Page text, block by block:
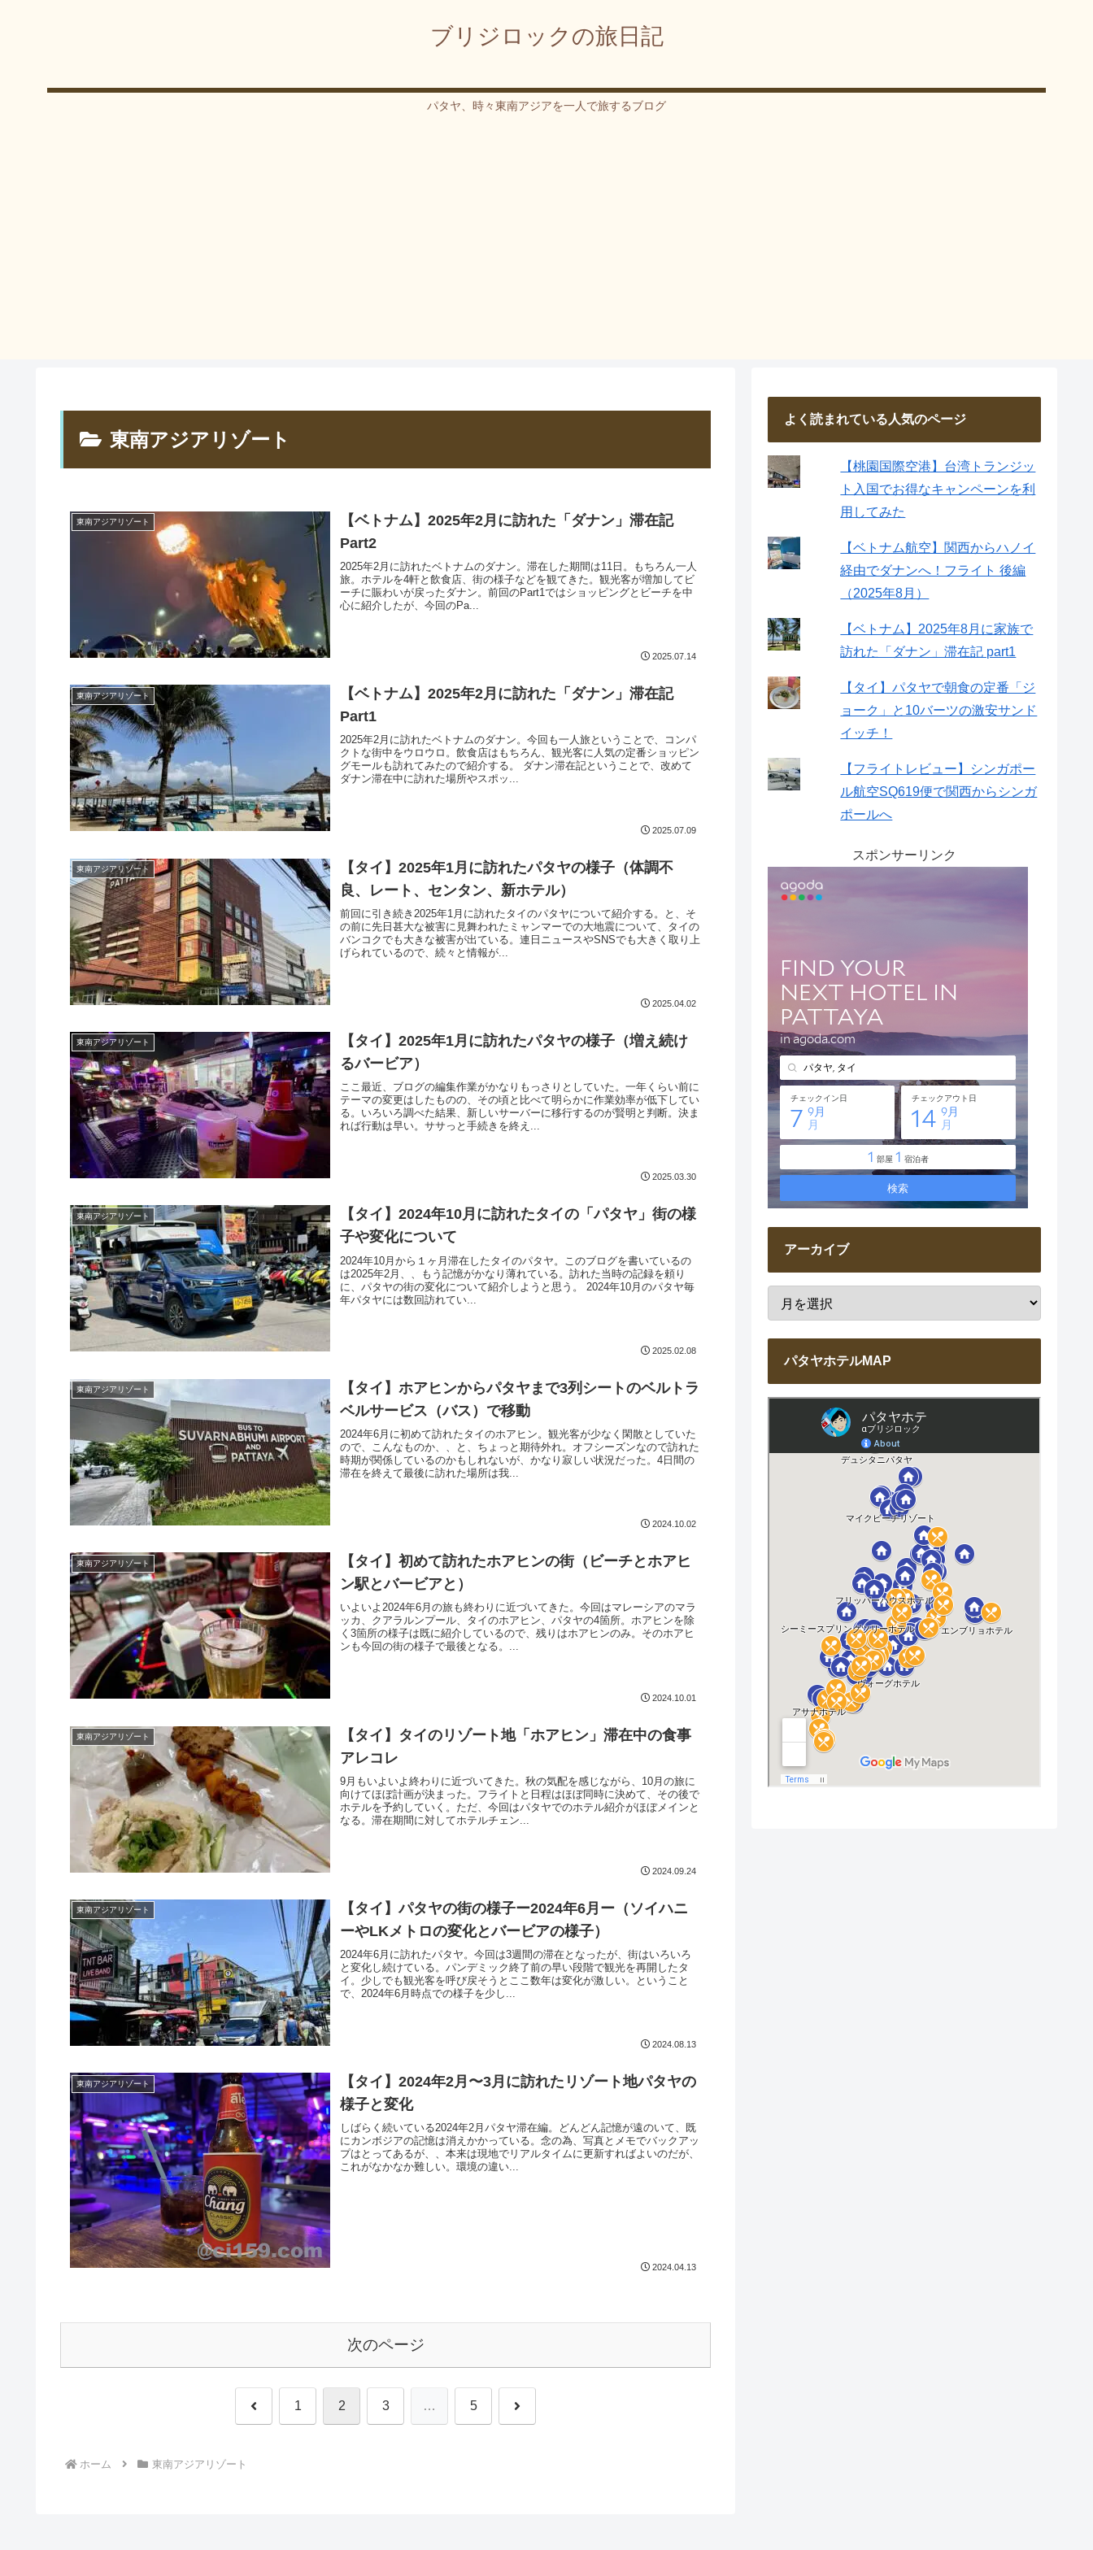
ブリジロックの旅日記
パタヤ、時々東南アジアを一人で旅するブログ
東南アジアリゾート
東南アジアリゾート
【ベトナム】2025年2月に訪れた「ダナン」滞在記
Part2
2025年2月に訪れたベトナムのダナン。滞在した期間は11日。もちろん一人
旅。ホテルを4軒と飲食店、街の様子などを観てきた。観光客が増加してビ
ーチに賑わいが戻ったダナン。前回のPart1ではショッピングとビーチを中
心に紹介したが、今回のPa...
2025.07.14
東南アジアリゾート
【ベトナム】2025年2月に訪れた「ダナン」滞在記
Part1
2025年2月に訪れたベトナムのダナン。今回も一人旅ということで、コンパ
クトな街中をウロウロ。飲食店はもちろん、観光客に人気の定番ショッピン
グモールも訪れてみたので紹介する。 ダナン滞在記ということで、改めて
ダナン滞在中に訪れた場所やスポッ...
2025.07.09
東南アジアリゾート
【タイ】2025年1月に訪れたパタヤの様子（体調不
良、レート、センタン、新ホテル）
前回に引き続き2025年1月に訪れたタイのパタヤについて紹介する。と、そ
の前に先日甚大な被害に見舞われたミャンマーでの大地震について、タイの
バンコクでも大きな被害が出ている。連日ニュースやSNSでも大きく取り上
げられているので、続々と情報が...
2025.04.02
東南アジアリゾート
【タイ】2025年1月に訪れたパタヤの様子（増え続け
るバービア）
ここ最近、ブログの編集作業がかなりもっさりとしていた。一年くらい前に
テーマの変更はしたものの、その頃と比べて明らかに作業効率が低下してい
る。いろいろ調べた結果、新しいサーバーに移行するのが賢明と判断。決ま
れば行動は早い。ササっと手続きを終え...
2025.03.30
東南アジアリゾート
【タイ】2024年10月に訪れたタイの「パタヤ」街の様
子や変化について
2024年10月から１ヶ月滞在したタイのパタヤ。このブログを書いているの
は2025年2月、、もう記憶がかなり薄れている。訪れた当時の記録を頼り
に、パタヤの街の変化について紹介しようと思う。 2024年10月のパタヤ毎
年パタヤには数回訪れてい...
2025.02.08
東南アジアリゾート
【タイ】ホアヒンからパタヤまで3列シートのベルトラ
ベルサービス（バス）で移動
2024年6月に初めて訪れたタイのホアヒン。観光客が少なく閑散としていた
ので、こんなものか、、と、ちょっと期待外れ。オフシーズンなので訪れた
時期が関係しているのかもしれないが、かなり寂しい状況だった。4日間の
滞在を終えて最後に訪れた場所は我...
2024.10.02
東南アジアリゾート
【タイ】初めて訪れたホアヒンの街（ビーチとホアヒ
ン駅とバービアと）
いよいよ2024年6月の旅も終わりに近づいてきた。今回はマレーシアのマラ
ッカ、クアラルンプール、タイのホアヒン、パタヤの4箇所。ホアヒンを除
く3箇所の様子は既に紹介しているので、残りはホアヒンのみ。そのホアヒ
ンも今回の街の様子で最後となる。...
2024.10.01
東南アジアリゾート
【タイ】タイのリゾート地「ホアヒン」滞在中の食事
アレコレ
9月もいよいよ終わりに近づいてきた。秋の気配を感じながら、10月の旅に
向けてほぼ計画が決まった。フライトと日程はほぼ同時に決めて、その後で
ホテルを予約していく。ただ、今回はパタヤでのホテル紹介がほぼメインと
なる。滞在期間に対してホテルチェン...
2024.09.24
東南アジアリゾート
【タイ】パタヤの街の様子ー2024年6月ー（ソイハニ
ーやLKメトロの変化とバービアの様子）
2024年6月に訪れたパタヤ。今回は3週間の滞在となったが、街はいろいろ
と変化し続けている。パンデミック終了前の早い段階で観光を再開したタ
イ。少しでも観光客を呼び戻そうとここ数年は変化が激しい。ということ
で、2024年6月時点での様子を少し...
2024.08.13
東南アジアリゾート
【タイ】2024年2月〜3月に訪れたリゾート地パタヤの
様子と変化
しばらく続いている2024年2月パタヤ滞在編。どんどん記憶が遠のいて、既
にカンボジアの記憶は消えかかっている。念の為、写真とメモでバックアッ
プはとってあるが、、本来は現地でリアルタイムに更新すればよいのだが、
これがなかなか難しい。環境の違い...
2024.04.13
次のページ
前 1 2 3 … 5 次
ホーム 東南アジアリゾート
よく読まれている人気のページ
【桃園国際空港】台湾トランジッ
ト入国でお得なキャンペーンを利
用してみた
【ベトナム航空】関西からハノイ
経由でダナンへ！フライト 後編
（2025年8月）
【ベトナム】2025年8月に家族で
訪れた「ダナン」滞在記 part1
【タイ】パタヤで朝食の定番「ジ
ョーク」と10バーツの激安サンド
イッチ！
【フライトレビュー】シンガポー
ル航空SQ619便で関西からシンガ
ポールへ
スポンサーリンク
アーカイブ
パタヤホテルMAP